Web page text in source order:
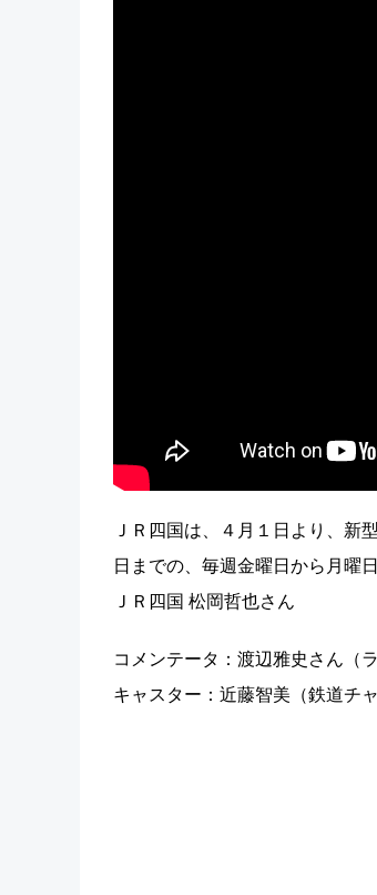
ＪＲ四国は、４月１日より、新
日までの、毎週金曜日から月曜
ＪＲ四国 松岡哲也さん
コメンテータ：渡辺雅史さん（ラ
キャスター：近藤智美（鉄道チャ